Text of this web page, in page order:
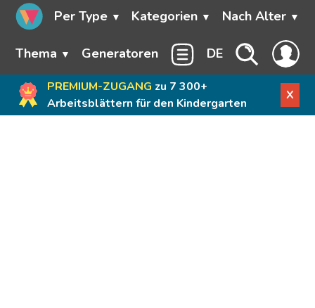
Per Type Kategorien Nach Alter
Thema Generatoren DE
PREMIUM-ZUGANG zu 7 300+
Arbeitsblättern für den Kindergarten
X